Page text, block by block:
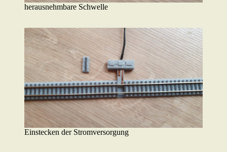
herausnehmbare Schwelle
Einstecken der Stromversorgung